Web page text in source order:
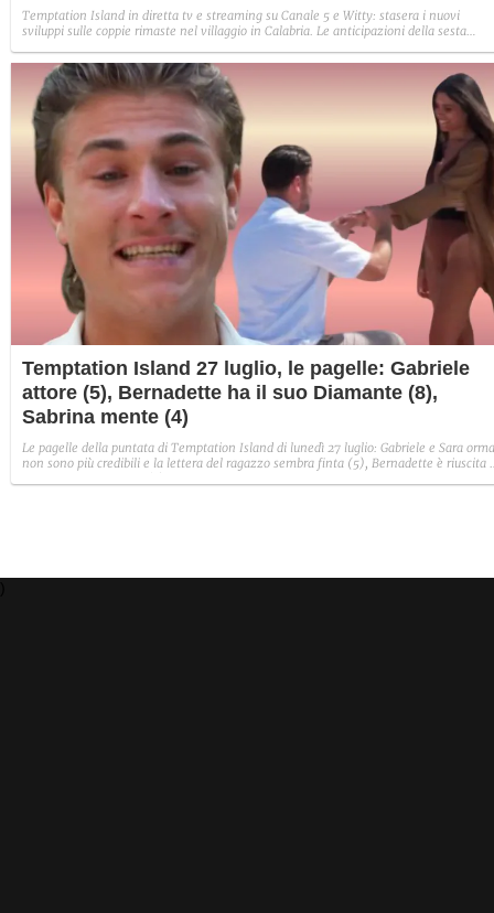
Temptation Island in diretta tv e streaming su Canale 5 e Witty: stasera i nuovi
sviluppi sulle coppie rimaste nel villaggio in Calabria. Le anticipazioni della sesta
Sabrina rifiuta il falò con Giovanni e si avvicina a Lory.
Temptation Island 27 luglio, le pagelle: Gabriele
attore (5), Bernadette ha il suo Diamante (8),
Sabrina mente (4)
Le pagelle della puntata di Temptation Island di lunedì 27 luglio: Gabriele e Sara
non sono più credibili e la lettera del ragazzo sembra finta (5), Bernadette è riuscita